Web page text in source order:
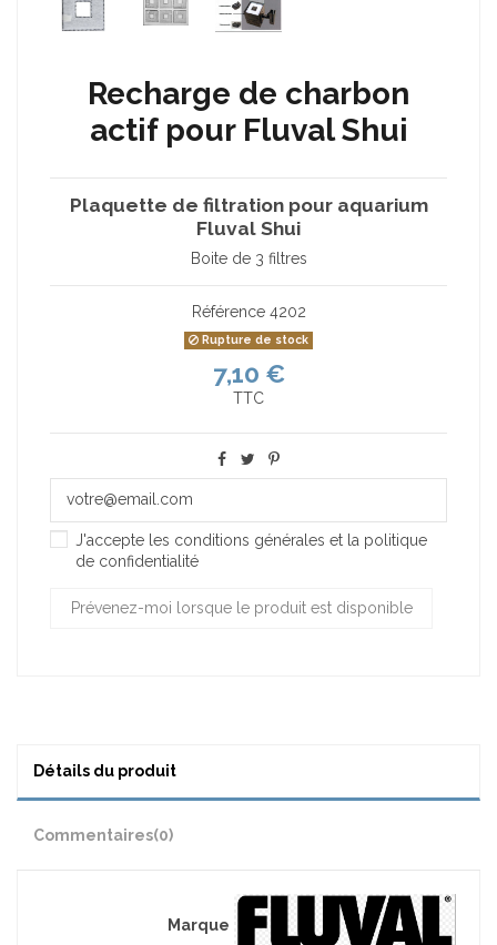
Recharge de charbon
actif pour Fluval Shui
Plaquette de filtration pour aquarium
Fluval Shui
Boite de 3 filtres
Référence 4202
Rupture de stock
7,10 €
TTC
J'accepte les conditions générales et la politique
de confidentialité
Détails du produit
Commentaires(0)
Marque